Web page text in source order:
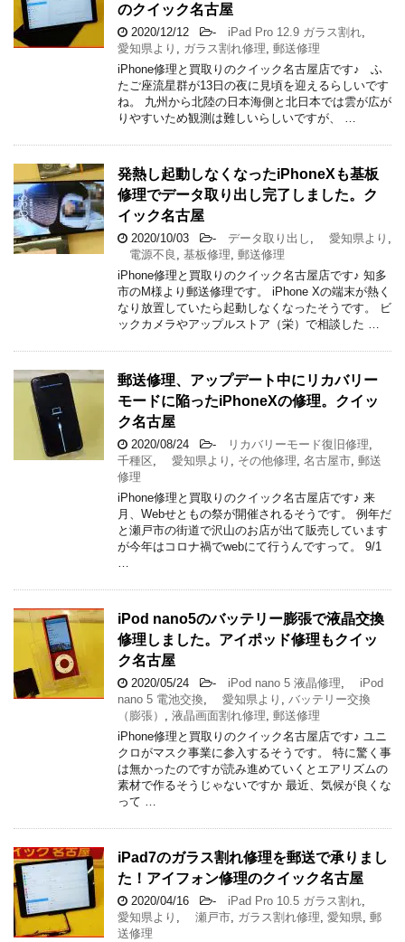
のクイック名古屋
2020/12/12 - iPad Pro 12.9 ガラス割れ
愛知県より
ガラス割れ修理 郵送修理
iPhone修理と買取りのクイック名古屋店です♪ ふ
たご座流星群が13日の夜に見頃を迎えるらしいです
ね。 九州から北陸の日本海側と北日本では雲が広が
りやすいため観測は難しいらしいですが、 …
発熱し起動しなくなったiPhoneXも基板
修理でデータ取り出し完了しました。ク
イック名古屋
2020/10/03 - データ取り出し 愛知県より
電源不良
基板修理 郵送修理
iPhone修理と買取りのクイック名古屋店です♪ 知多
市のM様より郵送修理です。 iPhone Xの端末が熱く
なり放置していたら起動しなくなったそうです。 ビ
ックカメラやアップルストア（栄）で相談した …
郵送修理、アップデート中にリカバリー
モードに陥ったiPhoneXの修理。クイッ
ク名古屋
2020/08/24 - リカバリーモード復旧修理
千種区
愛知県より その他修理 名古屋市 郵送
修理
iPhone修理と買取りのクイック名古屋店です♪ 来
月、Webせともの祭が開催されるそうです。 例年だ
と瀬戸市の街道で沢山のお店が出て販売しています
が今年はコロナ禍でwebにて行うんですって。 9/1
iPod nano5のバッテリー膨張で液晶交換
修理しました。アイポッド修理もクイッ
ク名古屋
2020/05/24 - iPod nano 5 液晶修理
iPod
nano 5 電池交換
愛知県より
バッテリー交換
（膨張）
液晶画面割れ修理 郵送修理
iPhone修理と買取りのクイック名古屋店です♪ ユニ
クロがマスク事業に参入するそうです。 特に驚く事
は無かったのですが読み進めていくとエアリズムの
素材で作るそうじゃないですか 最近、気候が良くな
って …
iPad7のガラス割れ修理を郵送で承りまし
た！アイフォン修理のクイック名古屋
2020/04/16 - iPad Pro 10.5 ガラス割れ
愛知県より
瀬戸市 ガラス割れ修理 愛知県 郵
送修理